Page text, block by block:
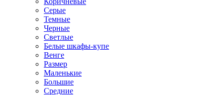
Серые
Темные
Черные
Светлые
Белые шкафы-купе
Венге
Размер
Маленькие
Большие
Средние